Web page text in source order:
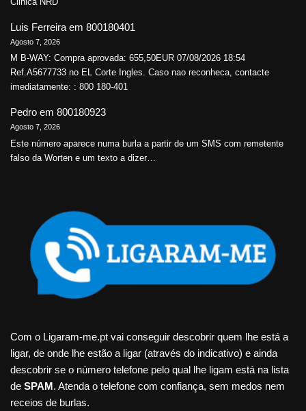
Luis Ferreira em 800180401
Agosto 7, 2026
M B-WAY: Compra aprovada: 655,50EUR 07/08/2026 18:54
Ref.A5677733 no EL Corte Ingles. Caso nao reconheca, contacte
imediatamente: : 800 180-401
Pedro em 800180923
Agosto 7, 2026
Este número aparece numa burla a partir de um SMS com remetente
falso da Worten e um texto a dizer…
Com o Ligaram-me.pt vai conseguir descobrir quem lhe está a
ligar, de onde lhe estão a ligar (através do indicativo) e ainda
descobrir se o número telefone pelo qual lhe ligam está na lista
de SPAM. Atenda o telefone com confiança, sem medos nem
receios de burlas.